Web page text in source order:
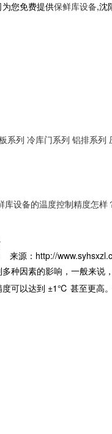
您免费提供保鲜库设备,沈
系列 冷库门系列 铝排系列
库设备的温度控制精度怎样
来源：http://
种因素的影响，一般来说
可以达到 ±1℃ 甚至更高